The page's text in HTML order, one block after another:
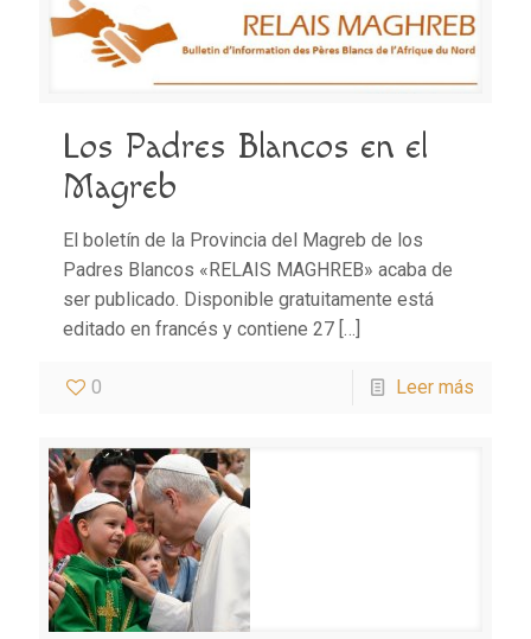
Los Padres Blancos en el
Magreb
El boletín de la Provincia del Magreb de los
Padres Blancos «RELAIS MAGHREB» acaba de
ser publicado. Disponible gratuitamente está
editado en francés y contiene 27 […]
0 Leer más